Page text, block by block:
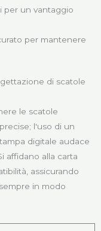
per un vantaggio
per mantenere
di scatole
le scatole
l'uso di un
digitale audace
affidano alla carta
assicurando
in modo